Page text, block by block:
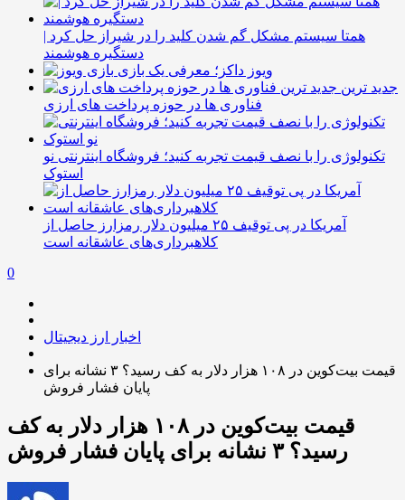
همتا سیستم مشکل گم شدن کلید را در شیراز حل کرد |
دستگیره هوشمند
ویوز داکز؛ معرفی یک بازی
جدید ترین
فناوری ها در حوزه پرداخت های ارزی
تکنولوژی را با نصف قیمت تجربه کنید؛ فروشگاه اینترنتی نو
استوک
آمریکا در پی توقیف ۲۵ میلیون دلار رمزارز حاصل از
کلاهبرداری‌های عاشقانه است
0
اخبار ارز دیجیتال
قیمت بیت‌کوین در ۱۰۸ هزار دلار به کف رسید؟ ۳ نشانه برای
پایان فشار فروش
قیمت بیت‌کوین در ۱۰۸ هزار دلار به کف
رسید؟ ۳ نشانه برای پایان فشار فروش